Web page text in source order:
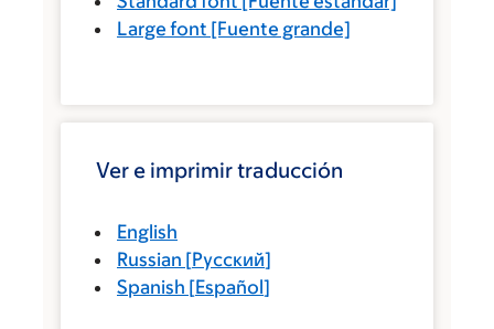
Large font [Fuente grande]
Ver e imprimir traducción
English
Russian [Русский]
Spanish [Español]